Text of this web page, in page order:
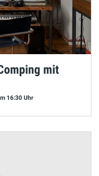
mit
16:30 Uhr